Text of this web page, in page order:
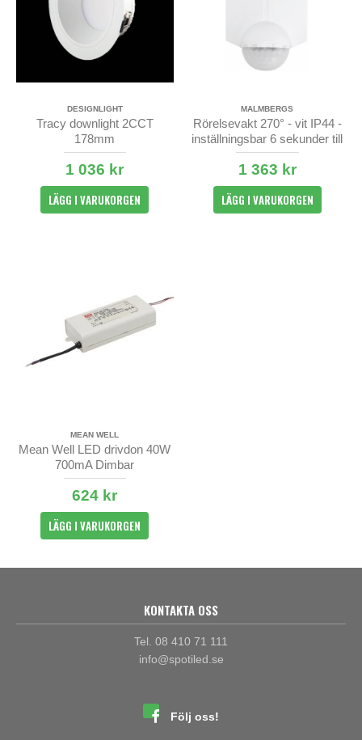
DESIGNLIGHT
Tracy downlight 2CCT
178mm
1 036 kr
LÄGG I VARUKORGEN
MALMBERGS
Rörelsevakt 270° - vit IP44 -
inställningsbar 6 sekunder till
10 minuter
1 363 kr
LÄGG I VARUKORGEN
MEAN WELL
Mean Well LED drivdon 40W
700mA Dimbar
624 kr
LÄGG I VARUKORGEN
KONTAKTA OSS
Tel. 08 410 71 111
info@spotiled.se
Följ oss!